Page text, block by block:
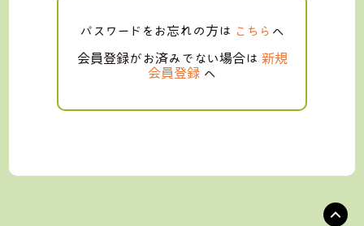
パスワードをお忘れの方は こちら へ
会員登録がお済みでない場合は 新規
会員登録 へ